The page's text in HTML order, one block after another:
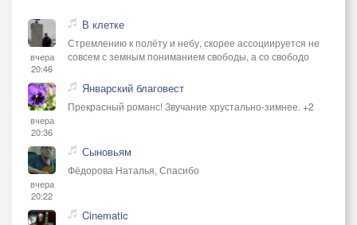
вчера
20:46
В клетке
Стремлению к полёту и небу, скорее ассоциируется не
совсем с земным пониманием свободы, а со свободо
вчера
20:36
Январский благовест
Прекрасный романс! Звучание хрустально-зимнее. +2
вчера
20:22
Сыновьям
Фёдорова Наталья, Спасибо
Cinematic